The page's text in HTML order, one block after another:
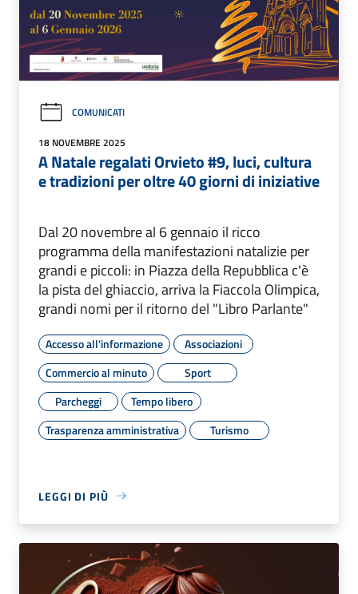
COMUNICATI
18 NOVEMBRE 2025
A Natale regalati Orvieto #9, luci, cultura
e tradizioni per oltre 40 giorni di iniziative
Dal 20 novembre al 6 gennaio il ricco
programma della manifestazioni natalizie per
grandi e piccoli: in Piazza della Repubblica c'è
la pista del ghiaccio, arriva la Fiaccola Olimpica,
grandi nomi per il ritorno del "Libro Parlante"
Accesso all'informazione
Associazioni
Commercio al minuto
Sport
Parcheggi
Tempo libero
Trasparenza amministrativa
Turismo
LEGGI DI PIÙ